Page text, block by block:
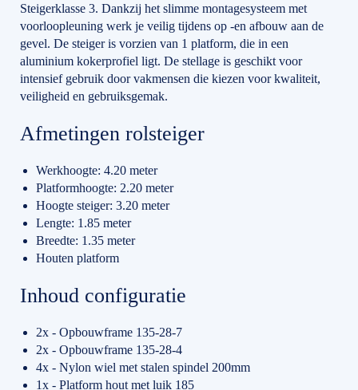
Steigerklasse 3. Dankzij het slimme montagesysteem met
voorloopleuning werk je veilig tijdens op -en afbouw aan de
gevel. De steiger is vorzien van 1 platform, die in een
aluminium kokerprofiel ligt. De stellage is geschikt voor
intensief gebruik door vakmensen die kiezen voor kwaliteit,
veiligheid en gebruiksgemak.
Afmetingen rolsteiger
Werkhoogte: 4.20 meter
Platformhoogte: 2.20 meter
Hoogte steiger: 3.20 meter
Lengte: 1.85 meter
Breedte: 1.35 meter
Houten platform
Inhoud configuratie
2x - Opbouwframe 135-28-7
2x - Opbouwframe 135-28-4
4x - Nylon wiel met stalen spindel 200mm
1x - Platform hout met luik 185